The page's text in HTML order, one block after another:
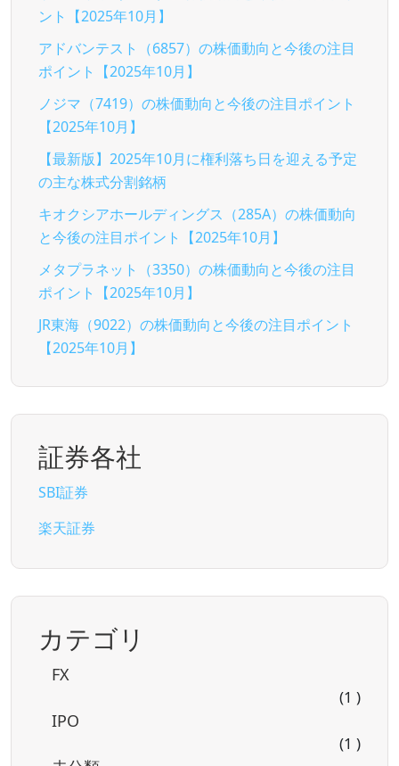
ント【2025年10月】
アドバンテスト（6857）の株価動向と今後の注目
ポイント【2025年10月】
ノジマ（7419）の株価動向と今後の注目ポイント
【2025年10月】
【最新版】2025年10月に権利落ち日を迎える予定
の主な株式分割銘柄
キオクシアホールディングス（285A）の株価動向
と今後の注目ポイント【2025年10月】
メタプラネット（3350）の株価動向と今後の注目
ポイント【2025年10月】
JR東海（9022）の株価動向と今後の注目ポイント
【2025年10月】
証券各社
SBI証券
楽天証券
カテゴリ
FX
(1 )
IPO
(1 )